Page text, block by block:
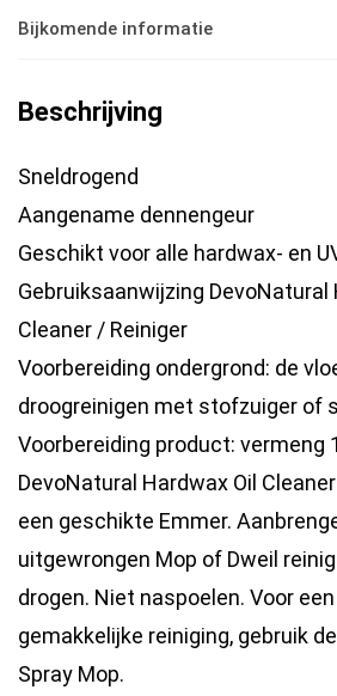
Bijkomende informatie
Beschrijving
Sneldrogend
Aangename dennengeur
Geschikt voor alle hardwax- en
Gebruiksaanwijzing DevoNatural
Cleaner / Reiniger
Voorbereiding ondergrond: de
droogreinigen met stofzuiger of
Voorbereiding product: vermeng
DevoNatural Hardwax Oil
een geschikte Emmer.
uitgewrongen Mop of Dweil
drogen. Niet naspoelen. Voor
gemakkelijke reiniging, gebruik
Spray Mop.